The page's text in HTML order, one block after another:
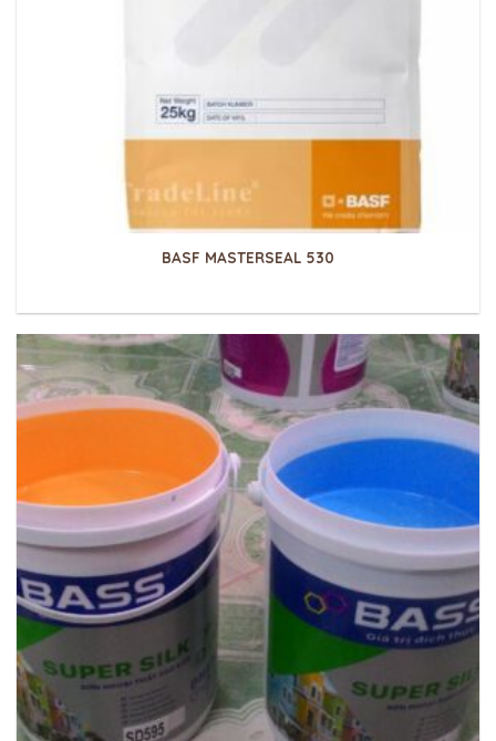
BASF MASTERSEAL 530